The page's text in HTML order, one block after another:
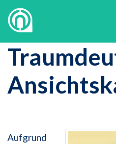
Aufgrund